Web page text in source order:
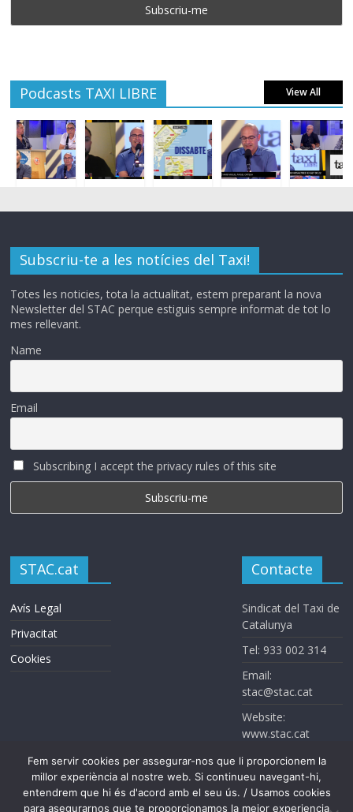
Podcasts TAXI LIBRE View All
Subscriu-te a les notícies del Taxi!
Totes les noticies, tota la actualitat, estem preparant la nova
Newsletter del STAC perque estiguis sempre informat de tot lo
mes rellevant.
Name
Email
Subscribing I accept the privacy rules of this site
STAC.cat
Avís Legal
Privacitat
Cookies
Contacte
Sindicat del Taxi de
Catalunya
Tel: 933 002 314
Email:
stac@stac.cat
Website:
www.stac.cat
Fem servir cookies per assegurar-nos que li proporcionem la
millor experiència al nostre web. Si continueu navegant-hi,
entendrem que hi és d'acord amb el seu ús. / Usamos cookies
para asegurarnos que te proporcionamos la mejor experiencia